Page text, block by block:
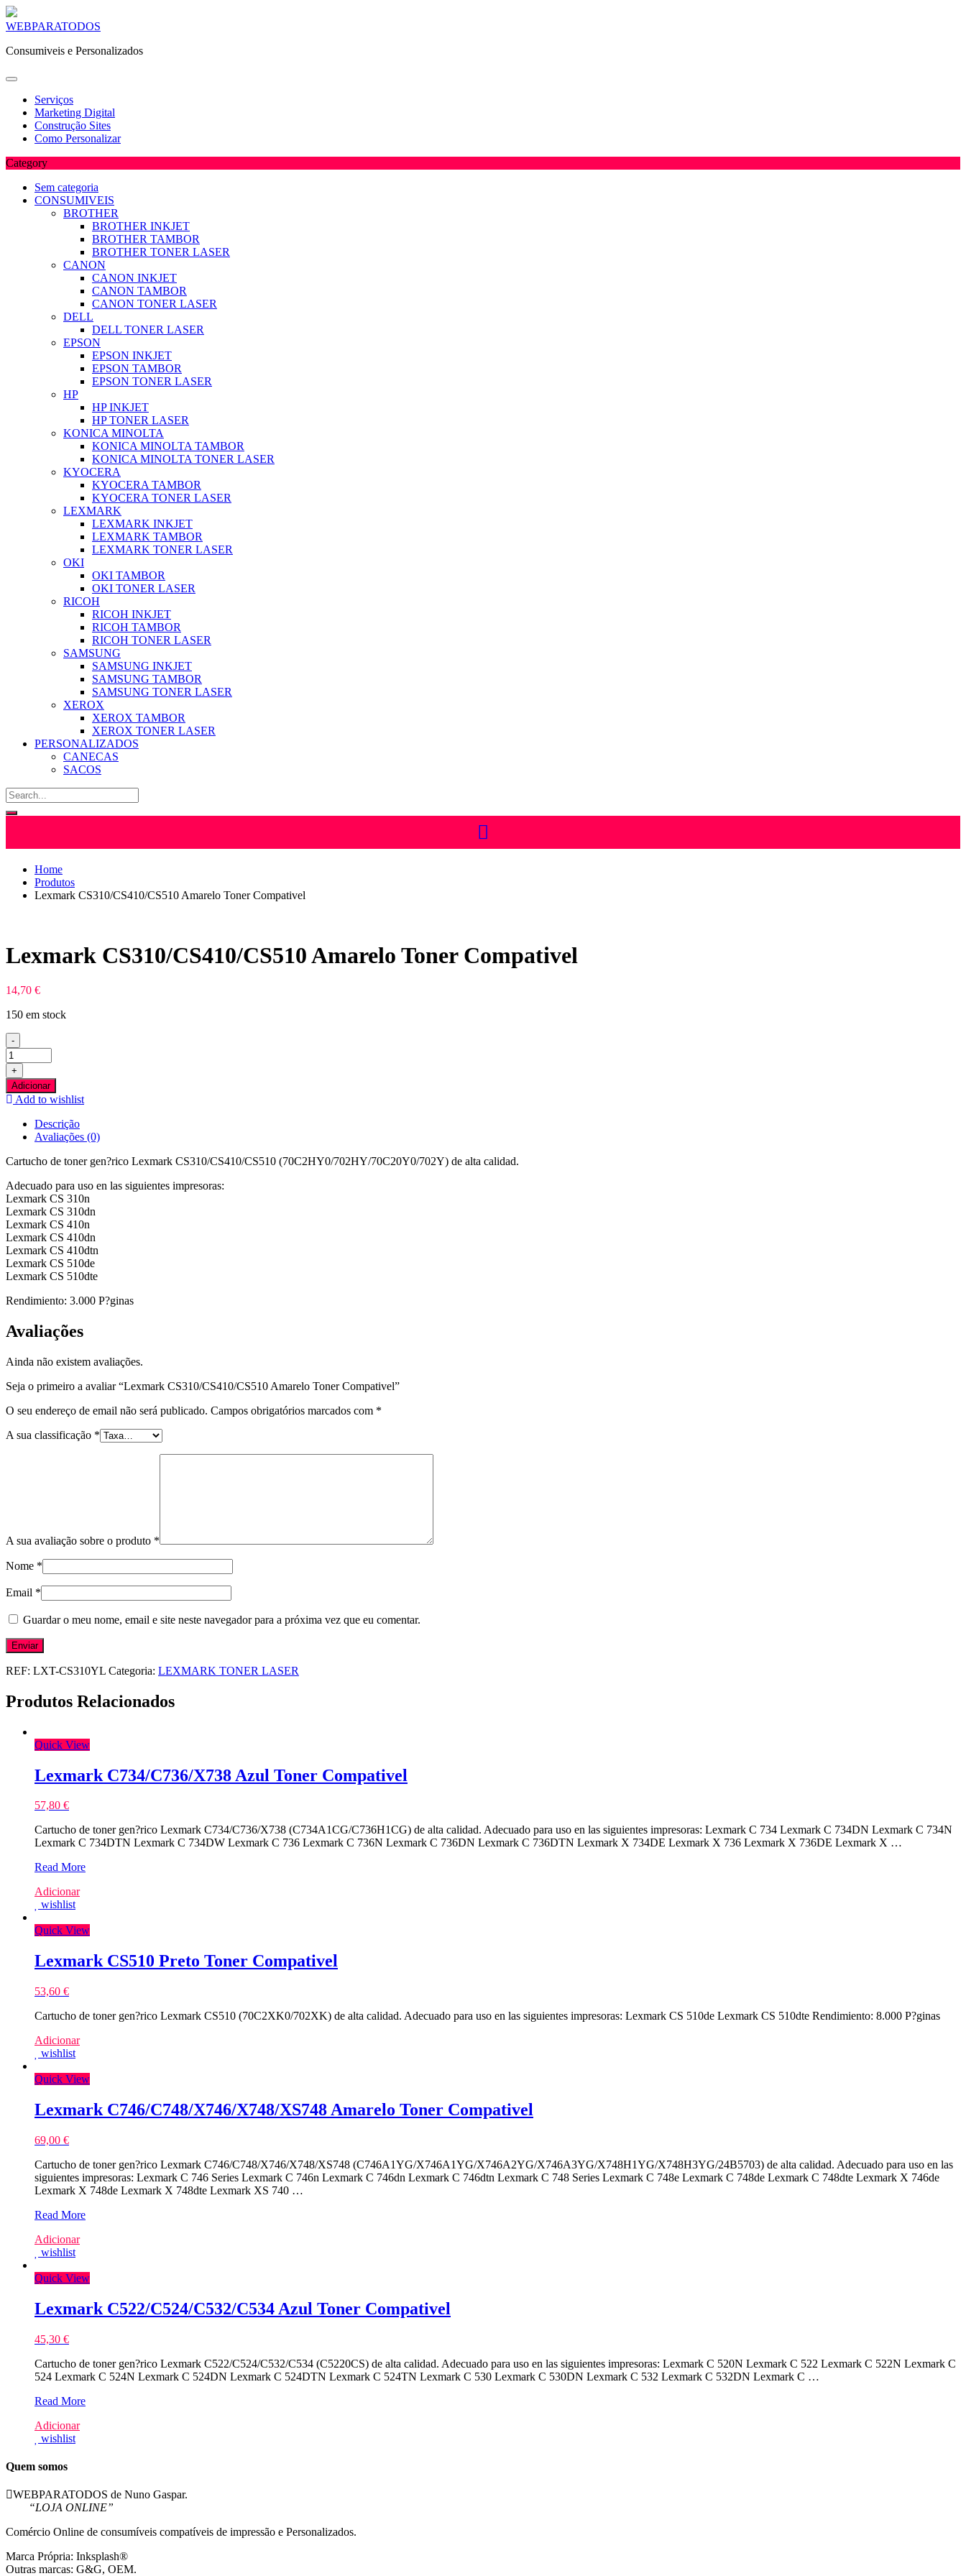
Skip
content
WEBPARATODOS
Consumiveis e Personalizados
Serviços
Marketing Digital
Construção Sites
Como Personalizar
Category
Sem categoria
CONSUMIVEIS
BROTHER
BROTHER INKJET
BROTHER TAMBOR
BROTHER TONER LASER
CANON
CANON INKJET
CANON TAMBOR
CANON TONER LASER
DELL
DELL TONER LASER
EPSON
EPSON INKJET
EPSON TAMBOR
EPSON TONER LASER
HP
HP INKJET
HP TONER LASER
KONICA MINOLTA
KONICA MINOLTA TAMBOR
KONICA MINOLTA TONER LASER
KYOCERA
KYOCERA TAMBOR
KYOCERA TONER LASER
LEXMARK
LEXMARK INKJET
LEXMARK TAMBOR
LEXMARK TONER LASER
OKI
OKI TAMBOR
OKI TONER LASER
RICOH
RICOH INKJET
RICOH TAMBOR
RICOH TONER LASER
SAMSUNG
SAMSUNG INKJET
SAMSUNG TAMBOR
SAMSUNG TONER LASER
XEROX
XEROX TAMBOR
XEROX TONER LASER
PERSONALIZADOS
CANECAS
SACOS
Home
Produtos
Lexmark CS310/CS410/CS510 Amarelo Toner Compativel
Lexmark CS310/CS410/CS510 Amarelo Toner Compativel
14,70 €
150 em stock
-
Quantidade
de
Lexmark
CS310/CS410/CS510
Amarelo
Compativel
+
Adicionar
Add to wishlist
Descrição
Avaliações (0)
Cartucho de toner gen?rico Lexmark CS310/CS410/CS510 (70C2HY0/702HY/70C20Y0/702Y) de alta calidad.
Adecuado para uso en las siguientes impresoras:
Lexmark CS 310n
Lexmark CS 310dn
Lexmark CS 410n
Lexmark CS 410dn
Lexmark CS 410dtn
Lexmark CS 510de
Lexmark CS 510dte
Rendimiento: 3.000 P?ginas
Avaliações
Ainda não existem avaliações.
Seja o primeiro a avaliar “Lexmark CS310/CS410/CS510 Amarelo Toner Compativel”
O seu endereço de email não será publicado. Campos obrigatórios marcados com *
A sua classificação *
A sua avaliação sobre o produto *
Nome *
Email *
Guardar o meu nome, email e site neste navegador para a próxima vez que eu comentar.
REF: LXT-CS310YL Categoria: LEXMARK TONER LASER
Produtos Relacionados
Quick View
Lexmark C734/C736/X738 Azul Toner Compativel
57,80 €
Cartucho de toner gen?rico Lexmark C734/C736/X738 (C734A1CG/C736H1CG) de alta calidad. Adecuado para uso en las siguientes impresoras: Lexmark C 734 Lexmark C 734DN Lexmark C 734N
Lexmark C 734DTN Lexmark C 734DW Lexmark C 736 Lexmark C 736N Lexmark C 736DN Lexmark C 736DTN Lexmark X 734DE Lexmark X 736 Lexmark X 736DE Lexmark X …
Lexmark
Azul
Toner
Read More
Adicionar
wishlist
Quick View
Lexmark CS510 Preto Toner Compativel
53,60 €
Cartucho de toner gen?rico Lexmark CS510 (70C2XK0/702XK) de alta calidad. Adecuado para uso en las siguientes impresoras: Lexmark CS 510de Lexmark CS 510dte Rendimiento: 8.000 P?ginas
Adicionar
wishlist
Quick View
Lexmark C746/C748/X746/X748/XS748 Amarelo Toner Compativel
69,00 €
Cartucho de toner gen?rico Lexmark C746/C748/X746/X748/XS748 (C746A1YG/X746A1YG/X746A2YG/X746A3YG/X748H1YG/X748H3YG/24B5703) de alta calidad. Adecuado para uso en las
siguientes impresoras: Lexmark C 746 Series Lexmark C 746n Lexmark C 746dn Lexmark C 746dtn Lexmark C 748 Series Lexmark C 748e Lexmark C 748de Lexmark C 748dte Lexmark X 746de
Lexmark X 748de Lexmark X 748dte Lexmark XS 740 …
Lexmark
Amarelo
Toner
Read More
Adicionar
wishlist
Quick View
Lexmark C522/C524/C532/C534 Azul Toner Compativel
45,30 €
Cartucho de toner gen?rico Lexmark C522/C524/C532/C534 (C5220CS) de alta calidad. Adecuado para uso en las siguientes impresoras: Lexmark C 520N Lexmark C 522 Lexmark C 522N Lexmark C
524 Lexmark C 524N Lexmark C 524DN Lexmark C 524DTN Lexmark C 524TN Lexmark C 530 Lexmark C 530DN Lexmark C 532 Lexmark C 532DN Lexmark C …
Lexmark
Azul
Toner
Read More
Adicionar
wishlist
Quem somos
WEBPARATODOS de Nuno Gaspar.
“LOJA ONLINE”
Comércio Online de consumíveis compatíveis de impressão e Personalizados.
Marca Própria: Inksplash®
Outras marcas: G&G, OEM.